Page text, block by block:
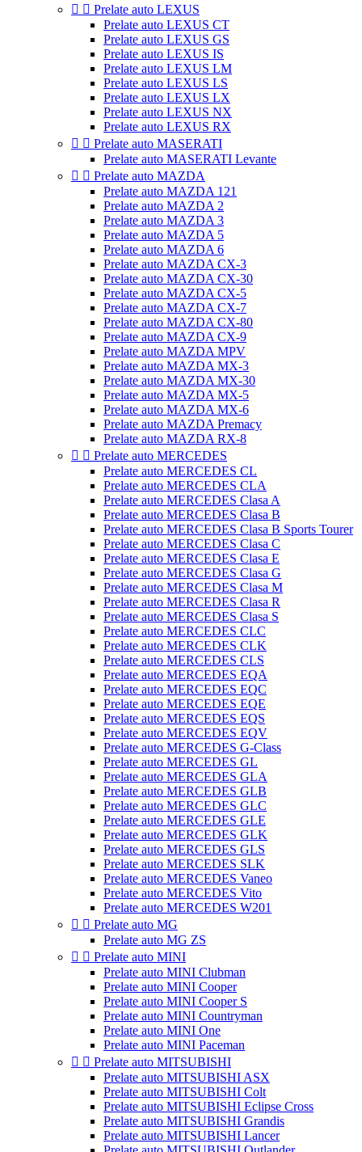
  Prelate auto LEXUS
Prelate auto LEXUS CT
Prelate auto LEXUS GS
Prelate auto LEXUS IS
Prelate auto LEXUS LM
Prelate auto LEXUS LS
Prelate auto LEXUS LX
Prelate auto LEXUS NX
Prelate auto LEXUS RX
  Prelate auto MASERATI
Prelate auto MASERATI Levante
  Prelate auto MAZDA
Prelate auto MAZDA 121
Prelate auto MAZDA 2
Prelate auto MAZDA 3
Prelate auto MAZDA 5
Prelate auto MAZDA 6
Prelate auto MAZDA CX-3
Prelate auto MAZDA CX-30
Prelate auto MAZDA CX-5
Prelate auto MAZDA CX-7
Prelate auto MAZDA CX-80
Prelate auto MAZDA CX-9
Prelate auto MAZDA MPV
Prelate auto MAZDA MX-3
Prelate auto MAZDA MX-30
Prelate auto MAZDA MX-5
Prelate auto MAZDA MX-6
Prelate auto MAZDA Premacy
Prelate auto MAZDA RX-8
  Prelate auto MERCEDES
Prelate auto MERCEDES CL
Prelate auto MERCEDES CLA
Prelate auto MERCEDES Clasa A
Prelate auto MERCEDES Clasa B
Prelate auto MERCEDES Clasa B Sports Tourer
Prelate auto MERCEDES Clasa C
Prelate auto MERCEDES Clasa E
Prelate auto MERCEDES Clasa G
Prelate auto MERCEDES Clasa M
Prelate auto MERCEDES Clasa R
Prelate auto MERCEDES Clasa S
Prelate auto MERCEDES CLC
Prelate auto MERCEDES CLK
Prelate auto MERCEDES CLS
Prelate auto MERCEDES EQA
Prelate auto MERCEDES EQC
Prelate auto MERCEDES EQE
Prelate auto MERCEDES EQS
Prelate auto MERCEDES EQV
Prelate auto MERCEDES G-Class
Prelate auto MERCEDES GL
Prelate auto MERCEDES GLA
Prelate auto MERCEDES GLB
Prelate auto MERCEDES GLC
Prelate auto MERCEDES GLE
Prelate auto MERCEDES GLK
Prelate auto MERCEDES GLS
Prelate auto MERCEDES SLK
Prelate auto MERCEDES Vaneo
Prelate auto MERCEDES Vito
Prelate auto MERCEDES W201
  Prelate auto MG
Prelate auto MG ZS
  Prelate auto MINI
Prelate auto MINI Clubman
Prelate auto MINI Cooper
Prelate auto MINI Cooper S
Prelate auto MINI Countryman
Prelate auto MINI One
Prelate auto MINI Paceman
  Prelate auto MITSUBISHI
Prelate auto MITSUBISHI ASX
Prelate auto MITSUBISHI Colt
Prelate auto MITSUBISHI Eclipse Cross
Prelate auto MITSUBISHI Grandis
Prelate auto MITSUBISHI Lancer